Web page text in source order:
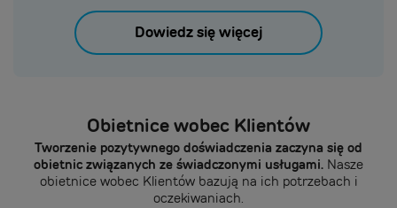
Dowiedz się więcej
Obietnice wobec Klientów
Tworzenie pozytywnego doświadczenia zaczyna się od
obietnic związanych ze świadczonymi usługami. Nasze
obietnice wobec Klientów bazują na ich potrzebach i
oczekiwaniach.